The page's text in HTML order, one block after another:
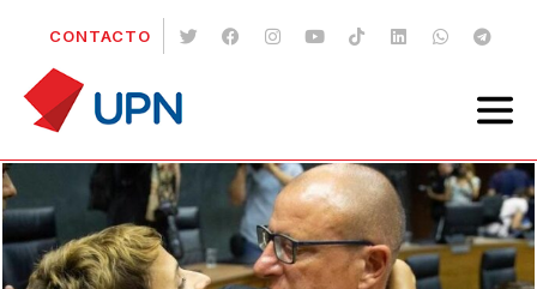
CONTACTO